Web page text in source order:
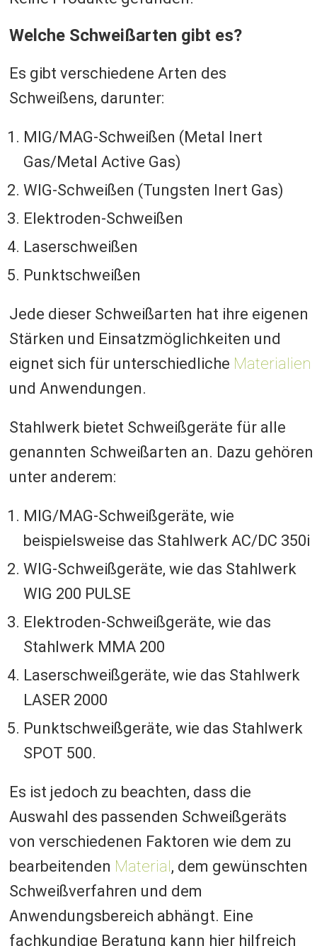
Welche Schweißarten gibt es?
Es gibt verschiedene Arten des
Schweißens, darunter:
MIG/MAG-Schweißen (Metal Inert
Gas/Metal Active Gas)
WIG-Schweißen (Tungsten Inert Gas)
Elektroden-Schweißen
Laserschweißen
Punktschweißen
Jede dieser Schweißarten hat ihre eigenen
Stärken und Einsatzmöglichkeiten und
eignet sich für unterschiedliche Materialien
und Anwendungen.
Stahlwerk bietet Schweißgeräte für alle
genannten Schweißarten an. Dazu gehören
unter anderem:
MIG/MAG-Schweißgeräte, wie
beispielsweise das Stahlwerk AC/DC 350i
WIG-Schweißgeräte, wie das Stahlwerk
WIG 200 PULSE
Elektroden-Schweißgeräte, wie das
Stahlwerk MMA 200
Laserschweißgeräte, wie das Stahlwerk
LASER 2000
Punktschweißgeräte, wie das Stahlwerk
SPOT 500.
Es ist jedoch zu beachten, dass die
Auswahl des passenden Schweißgeräts
von verschiedenen Faktoren wie dem zu
bearbeitenden Material, dem gewünschten
Schweißverfahren und dem
Anwendungsbereich abhängt. Eine
fachkundige Beratung kann hier hilfreich